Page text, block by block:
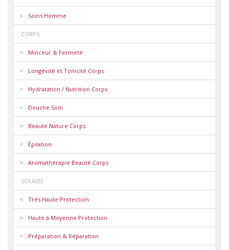
Soins Homme
CORPS
Minceur & Fermeté
Longévité et Tonicité Corps
Hydratation / Nutrition Corps
Douche Soin
Beauté Nature Corps
Épilation
Aromathérapie Beauté Corps
SOLAIRE
Très Haute Protection
Haute à Moyenne Protection
Préparation & Réparation